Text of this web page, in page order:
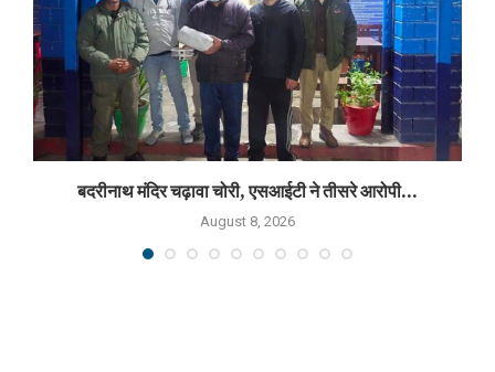
बदरीनाथ मंदिर चढ़ावा चोरी, एसआईटी ने तीसरे आरोपी...
August 8, 2026